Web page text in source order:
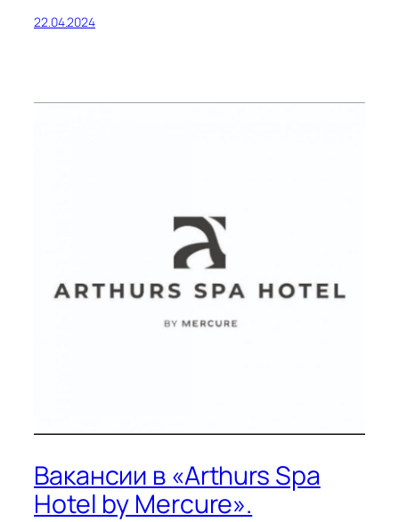
22.04.2024
Вакансии в «Arthurs Spa
Hotel by Mercure».